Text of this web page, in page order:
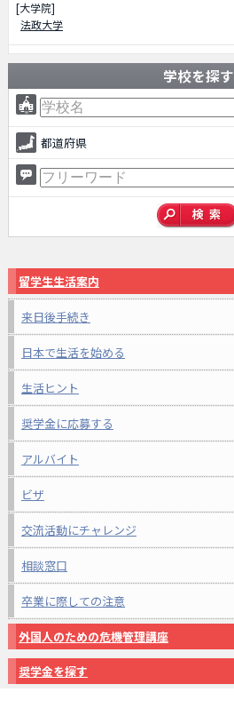
[大学院]
法政大学
学校を探す
都道府県
留学生生活案内
来日後手続き
日本で生活を始める
生活ヒント
奨学金に応募する
アルバイト
ビザ
交流活動にチャレンジ
相談窓口
卒業に際しての注意
外国人のための危機管理講座
奨学金を探す